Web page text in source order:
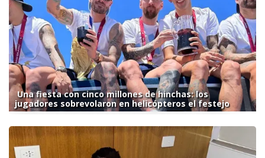
Una fiesta con cinco millones de hinchas: los
jugadores sobrevolaron en helicópteros el festejo